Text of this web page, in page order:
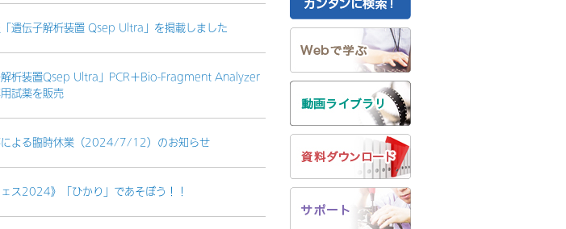
遺伝子解析装置 Qsep Ultra」を掲載しました
解析装置Qsep Ultra」PCR＋Bio-Fragment Analyzer
試薬を販売
による臨時休業（2024/7/12）のお知らせ
ェス2024》「ひかり」であそぼう！！